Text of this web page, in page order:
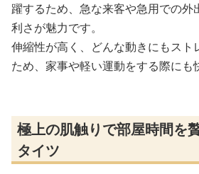
躍するため、急な来客や急用での外
利さが魅力です。
伸縮性が高く、どんな動きにもスト
ため、家事や軽い運動をする際にも
極上の肌触りで部屋時間を
タイツ